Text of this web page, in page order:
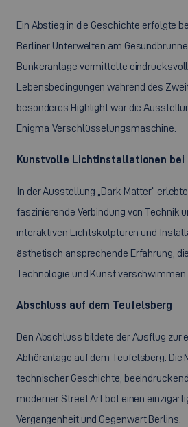
Ein Abstieg in die Geschichte erfolgte
Berliner Unterwelten am
Bunkeranlage vermittelte
Lebensbedingungen während des
besonderes Highlight war die
Enigma-Verschlüsselungsmaschine.
Kunstvolle Lichtinstallationen bei
In der Ausstellung „Dark Matter“
faszinierende Verbindung von Technik
interaktiven Lichtskulpturen und
ästhetisch ansprechende Erfahrung,
Technologie und Kunst verschwimmen
Abschluss auf dem Teufelsberg
Den Abschluss bildete der Ausflug zur
Abhöranlage auf dem Teufelsberg. Die
technischer Geschichte,
moderner Street Art bot einen
Vergangenheit und Gegenwart Berlins.